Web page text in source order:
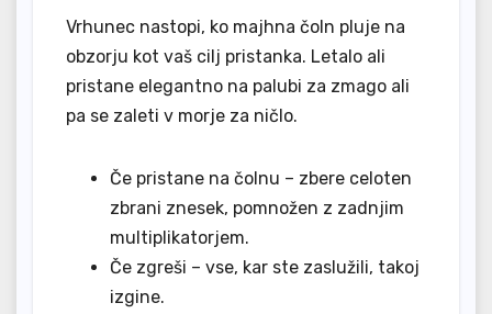
Vrhunec nastopi, ko majhna čoln pluje na
obzorju kot vaš cilj pristanka. Letalo ali
pristane elegantno na palubi za zmago ali
pa se zaleti v morje za ničlo.
Če pristane na čolnu – zbere celoten
zbrani znesek, pomnožen z zadnjim
multiplikatorjem.
Če zgreši – vse, kar ste zaslužili, takoj
izgine.